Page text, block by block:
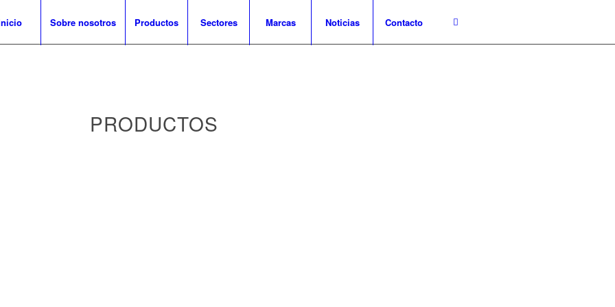
Sobre nosotros Productos Sectores Marcas Noticias Contacto
PRODUCTOS